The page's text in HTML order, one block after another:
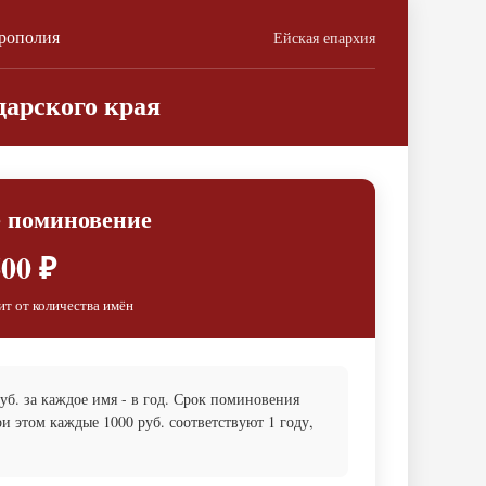
Ейская епархия
края
поминовение
₽
от количества имён
за каждое имя - в год. Срок поминовения
этом каждые 1000 руб. соответствуют 1 году,